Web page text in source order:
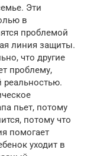
Эти
в
проблемой
линия защиты.
что другие
проблему,
реальностью.
пьет, потому
потому что
помогает
уходит в